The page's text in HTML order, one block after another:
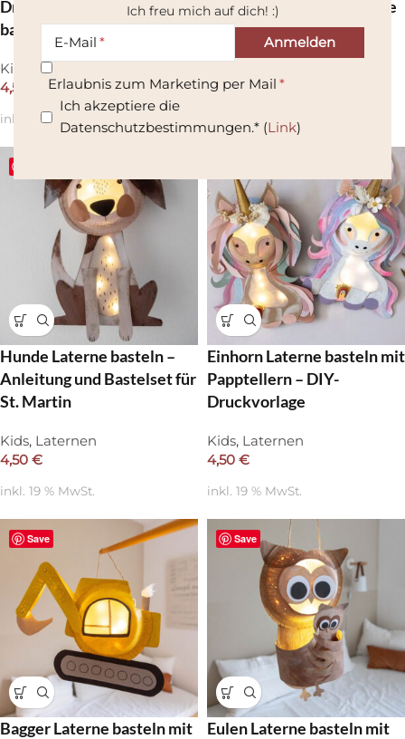
Ich freu mich auf dich! :)
E-Mail
Erlaubnis zum Marketing per Mail
Ich akzeptiere die
Datenschutzbestimmungen.* (Link)
Druckvorlage zum Laterne
basteln
Kids
Laternen
4,50
inkl. 19 % MwSt.
Druckvorlage zum Laterne
basteln
4,50€
Hunde Laterne basteln –
Anleitung und Bastelset für
St. Martin
Kids, Laternen
4,50 €
inkl. 19 % MwSt.
Einhorn Laterne basteln mit
Papptellern – DIY-
Druckvorlage
Kids, Laternen
4,50 €
inkl. 19 % MwSt.
Save
Bagger Laterne basteln mit
Save
Eulen Laterne basteln mit